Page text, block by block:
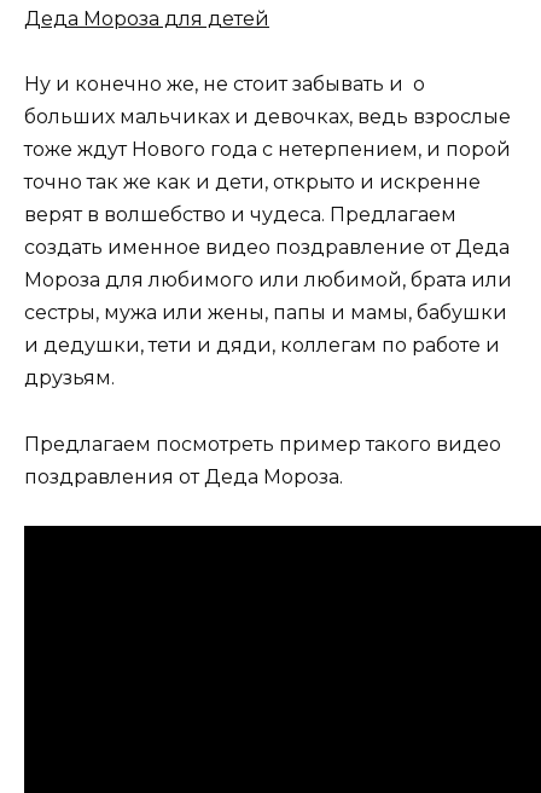
Деда Мороза для детей
Ну и конечно же, не стоит забывать и о
больших мальчиках и девочках, ведь взрослые
тоже ждут Нового года с нетерпением, и порой
точно так же как и дети, открыто и искренне
верят в волшебство и чудеса. Предлагаем
создать именное видео поздравление от Деда
Мороза для любимого или любимой, брата или
сестры, мужа или жены, папы и мамы, бабушки
и дедушки, тети и дяди, коллегам по работе и
друзьям.
Предлагаем посмотреть пример такого видео
поздравления от Деда Мороза.